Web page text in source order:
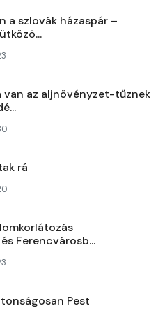
a szlovák házaspár –
van az aljnövényzet-tűznek
rá
Ferencvárosb...
Pest